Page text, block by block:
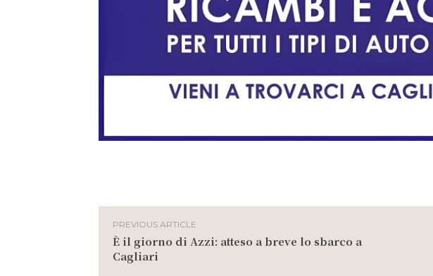
PREVIOUS ARTICLE
È il giorno di Azzi: atteso a breve lo sbarco a
Cagliari